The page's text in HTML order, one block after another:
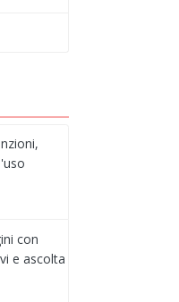
con
e ascolta